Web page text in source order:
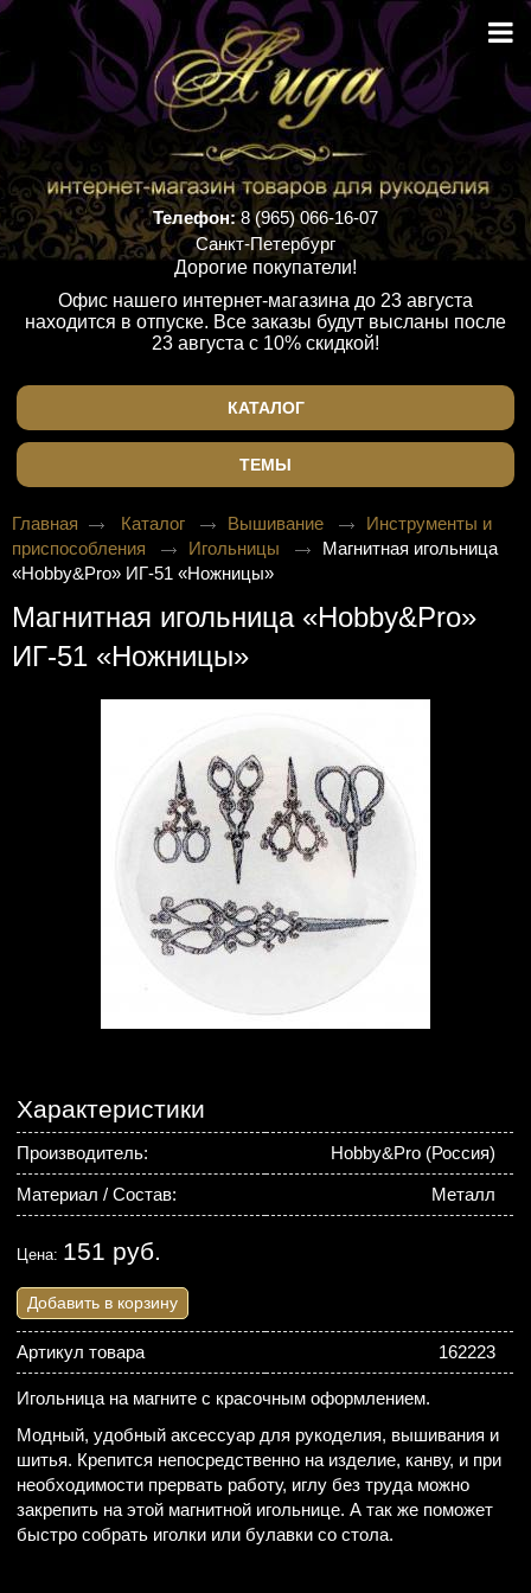
Телефон:8 (965) 066-16-07
Санкт-Петербург
Дорогие покупатели!
Офис нашего интернет-магазина до 23 августа
находится в отпуске. Все заказы будут высланы после
23 августа с 10% скидкой!
КАТАЛОГ
ТЕМЫ
Главная Каталог Вышивание
Инструменты и
приспособления
Игольницы
Магнитная игольница
«Hobby&Pro» ИГ-51 «Ножницы»
Магнитная игольница «Hobby&Pro»
ИГ-51 «Ножницы»
Характеристики
Производитель: Hobby&Pro (Россия)
Материал / Состав: Металл
Цена: 151 руб.
Добавить в корзину
Артикул товара 162223
Игольница на магните с красочным оформлением.
Модный, удобный аксессуар для рукоделия, вышивания и
шитья. Крепится непосредственно на изделие, канву, и при
необходимости прервать работу, иглу без труда можно
закрепить на этой магнитной игольнице. А так же поможет
быстро собрать иголки или булавки со стола.